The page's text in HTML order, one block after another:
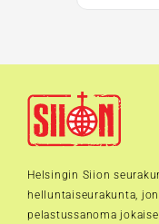
Helsingin Siion
helluntaiseurakunta,
pelastussanoma